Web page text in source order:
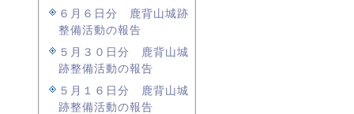
６月６日分 鹿背山城跡
整備活動の報告
５月３０日分 鹿背山城
跡整備活動の報告
５月１６日分 鹿背山城
跡整備活動の報告